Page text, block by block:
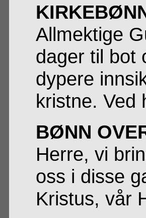
Allmektige
dager til bot
dypere
kristne. Ved
BØNN
Herre, vi
oss i disse
Kristus, vår